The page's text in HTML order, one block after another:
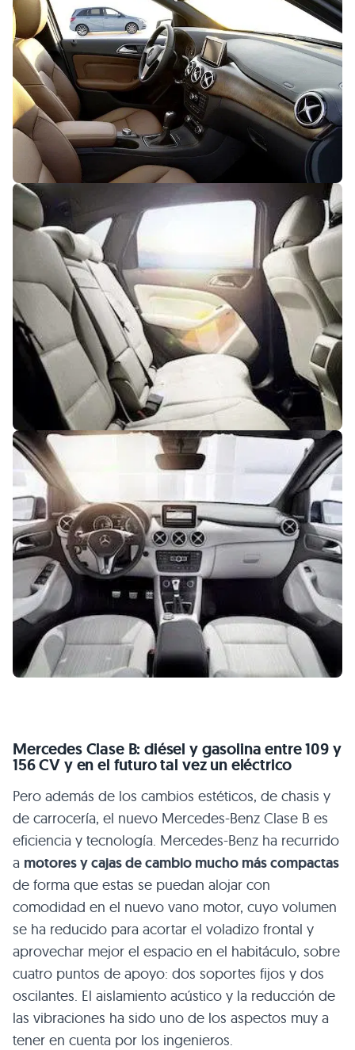
Mercedes Clase B: diésel y gasolina entre 109 y
156 CV y en el futuro tal vez un eléctrico
Pero además de los cambios estéticos, de chasis y
de carrocería, el nuevo Mercedes-Benz Clase B es
eficiencia y tecnología. Mercedes-Benz ha recurrido
a motores y cajas de cambio mucho más compactas
de forma que estas se puedan alojar con
comodidad en el nuevo vano motor, cuyo volumen
se ha reducido para acortar el voladizo frontal y
aprovechar mejor el espacio en el habitáculo, sobre
cuatro puntos de apoyo: dos soportes fijos y dos
oscilantes. El aislamiento acústico y la reducción de
las vibraciones ha sido uno de los aspectos muy a
tener en cuenta por los ingenieros.